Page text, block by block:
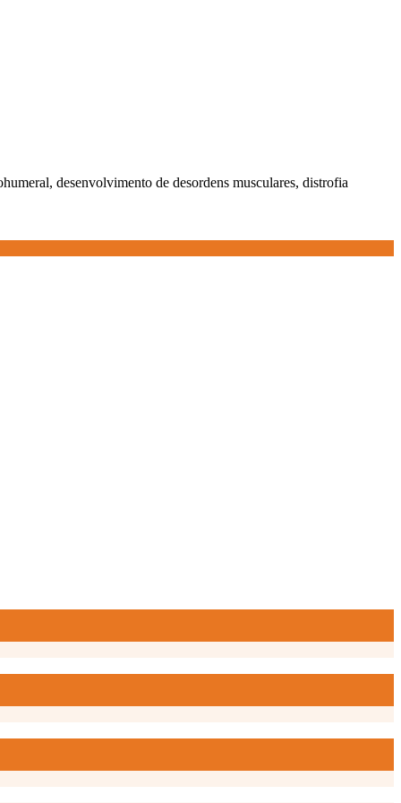
desenvolvimento de desordens musculares, distrofia